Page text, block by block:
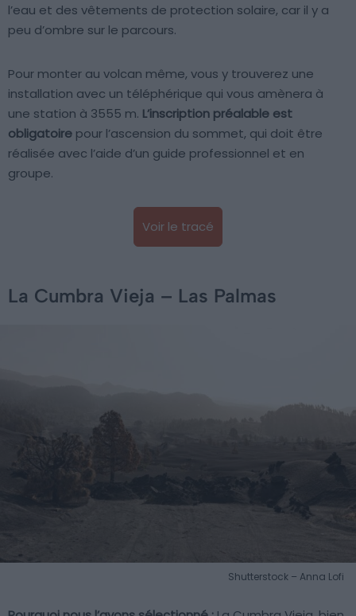
l’eau et des vêtements de protection solaire, car il y a
peu d’ombre sur le parcours.
Pour monter au volcan même, vous y trouverez une
installation avec un téléphérique qui vous amènera à
une station à 3555 m. L’inscription préalable est
obligatoire pour l’ascension du sommet, qui doit être
réalisée avec l’aide d’un guide professionnel et en
groupe.
Voir le tracé
La Cumbra Vieja – Las Palmas
Shutterstock – Anna Lofi